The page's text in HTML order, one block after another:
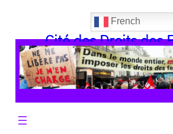
contenu
French
Cité des Droits des